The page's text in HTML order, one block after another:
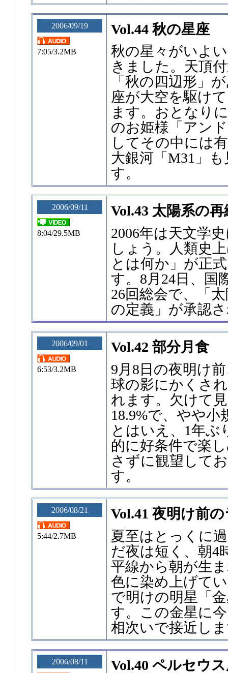
2006/09/19
7:05/3.2MB
Vol.44 秋の星座
秋の星々がいよ
きました。天頂
「秋の四辺形」
座が大空を駆け
ます。おとなり
のお姫様「アン
してその中には
大銀河「M31」
す。
2006/09/11
8:04/29.5MB
Vol.43 太陽系の再
2006年は天文学
しょう。人類史
とは何か」が正
す。8月24日、国
26回総会で、「
の定義」が承認
2006/09/01
6:53/3.2MB
Vol.42 部分月食
9月8日の夜明け
球の影にかくさ
れます。欠けて
18.9%で、やや
とはいえ、1年ぶ
的に好条件で楽
さずに観望して
す。
2006/08/21
5:44/2.7MB
Vol.41 夜明け前
夏至はとっくに
だ夜は短く、朝4
平線から朝が生
色に染め上げて
で明けの明星「
す。この金星に
相次いで接近し
2006/08/11 Vol.40 ペルセウ